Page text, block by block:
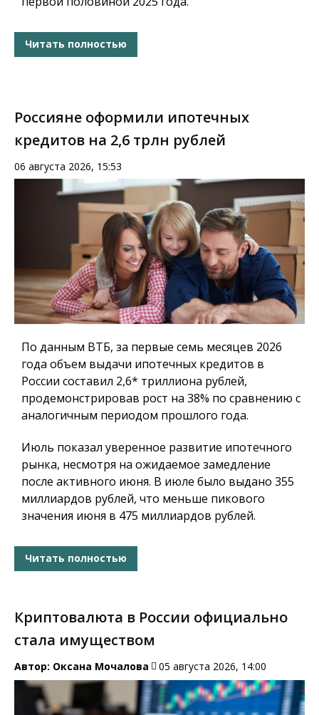
Читать полностью
Россияне оформили ипотечных
кредитов на 2,6 трлн рублей
06 августа 2026, 15:53
По данным ВТБ, за первые семь месяцев 2026
года объем выдачи ипотечных кредитов в
России составил 2,6* триллиона рублей,
продемонстрировав рост на 38% по сравнению с
аналогичным периодом прошлого года.
Июль показал уверенное развитие ипотечного
рынка, несмотря на ожидаемое замедление
после активного июня. В июле было выдано 355
миллиардов рублей, что меньше пикового
значения июня в 475 миллиардов рублей.
Читать полностью
Криптовалюта в России официально
стала имуществом
Автор: Оксана Мочалова 05 августа 2026, 14:00